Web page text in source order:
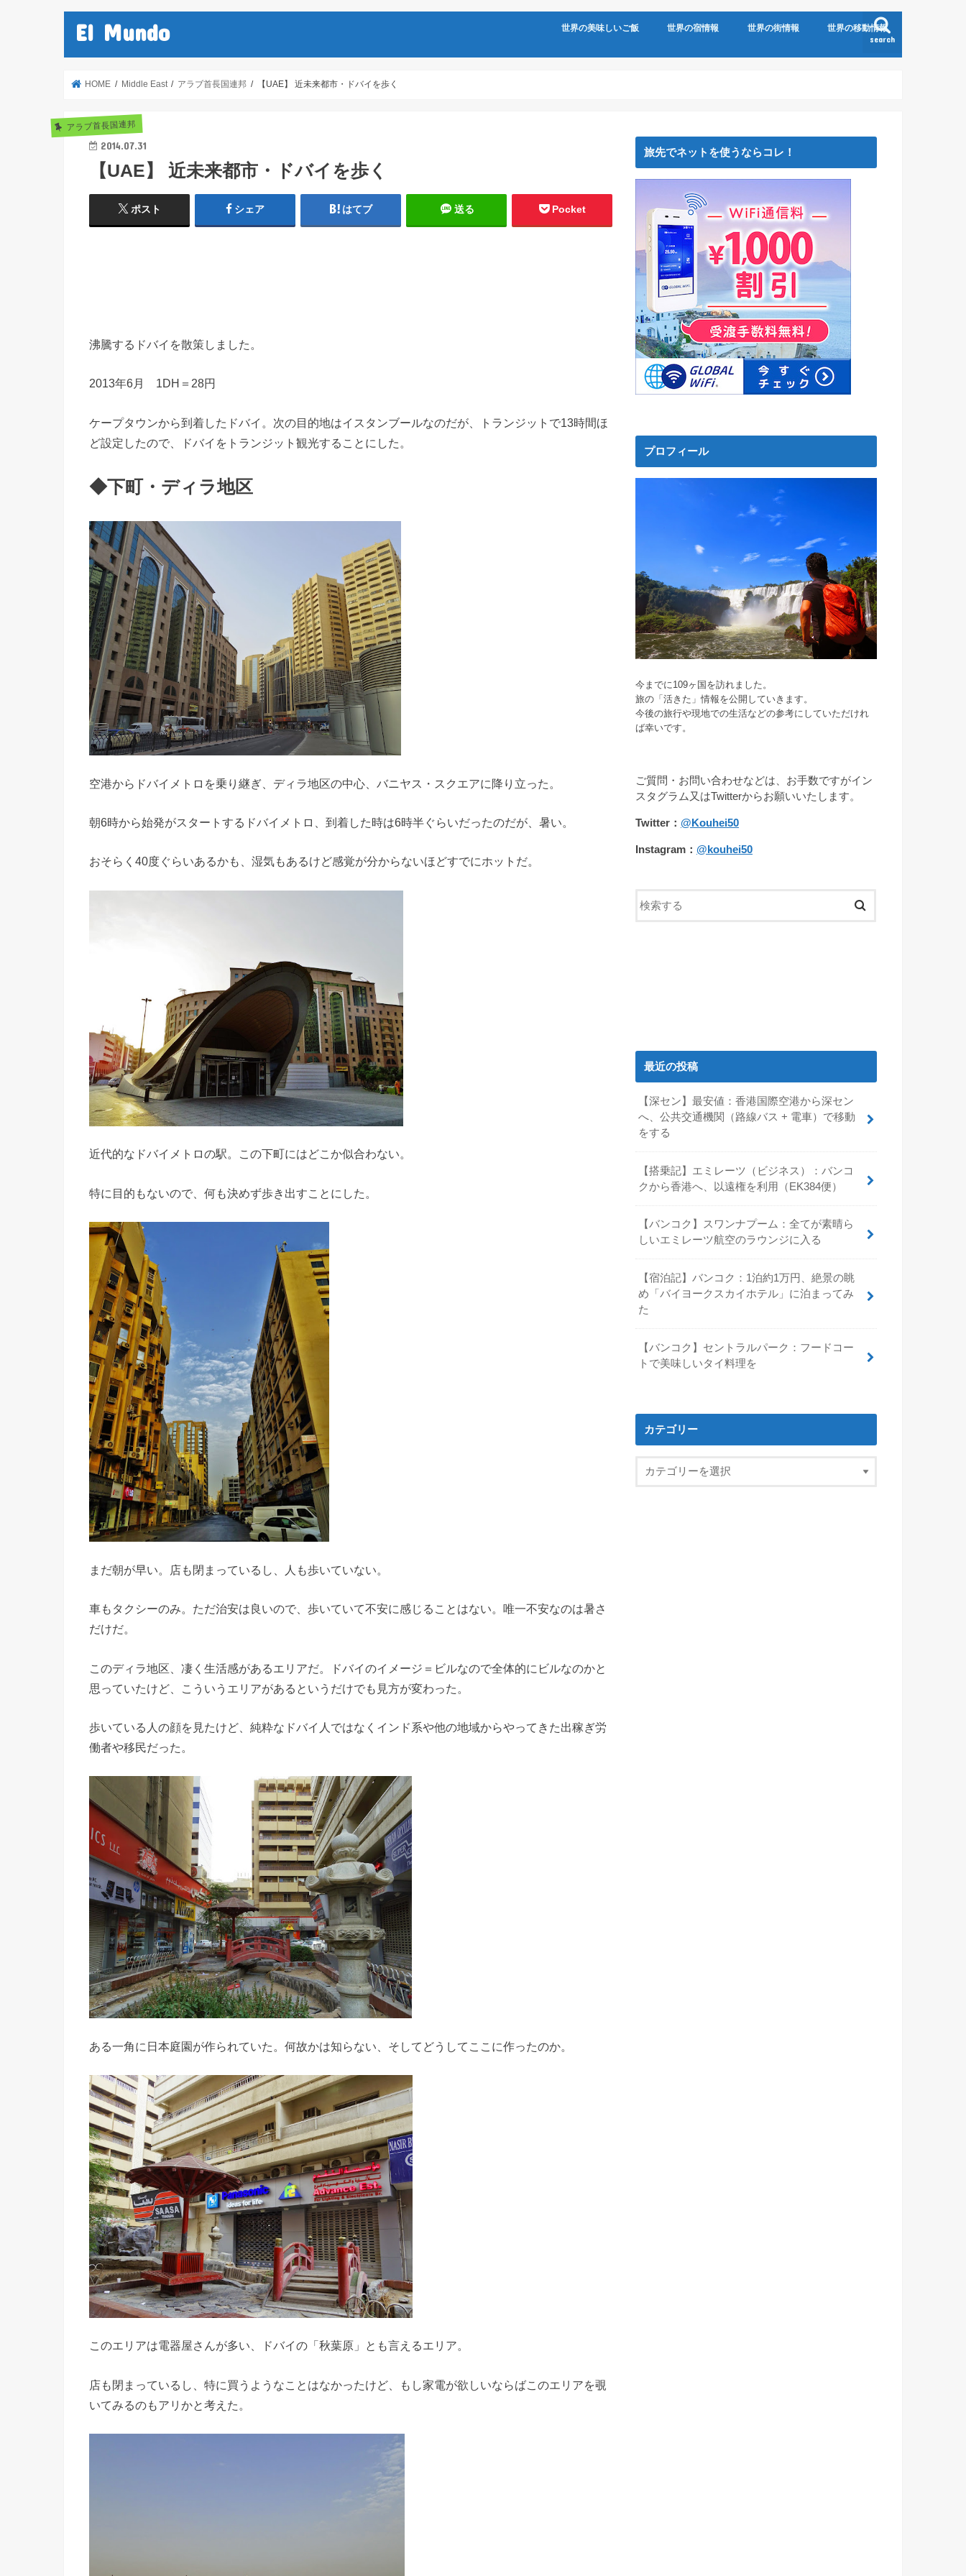
El Mundo search
世界の美味しいご飯 世界の宿情報 世界の街情報 世界の移動情報
HOME Middle East アラブ首長国連邦 【UAE】 近未来都市・ドバイを歩く
アラブ首長国連邦
2014.07.31
【UAE】 近未来都市・ドバイを歩く
ポスト シェア はてブ 送る Pocket
沸騰するドバイを散策しました。
2013年6月 1DH＝28円
ケープタウンから到着したドバイ。次の目的地はイスタンブールなのだが、トランジットで13時間ほ
ど設定したので、ドバイをトランジット観光することにした。
◆下町・ディラ地区
空港からドバイメトロを乗り継ぎ、ディラ地区の中心、バニヤス・スクエアに降り立った。
朝6時から始発がスタートするドバイメトロ、到着した時は6時半ぐらいだったのだが、暑い。
おそらく40度ぐらいあるかも、湿気もあるけど感覚が分からないほどすでにホットだ。
近代的なドバイメトロの駅。この下町にはどこか似合わない。
特に目的もないので、何も決めず歩き出すことにした。
まだ朝が早い。店も閉まっているし、人も歩いていない。
車もタクシーのみ。ただ治安は良いので、歩いていて不安に感じることはない。唯一不安なのは暑さ
だけだ。
このディラ地区、凄く生活感があるエリアだ。ドバイのイメージ＝ビルなので全体的にビルなのかと
思っていたけど、こういうエリアがあるというだけでも見方が変わった。
歩いている人の顔を見たけど、純粋なドバイ人ではなくインド系や他の地域からやってきた出稼ぎ労
働者や移民だった。
ある一角に日本庭園が作られていた。何故かは知らない、そしてどうしてここに作ったのか。
このエリアは電器屋さんが多い、ドバイの「秋葉原」とも言えるエリア。
店も閉まっているし、特に買うようなことはなかったけど、もし家電が欲しいならばこのエリアを覗
いてみるのもアリかと考えた。
旅先でネットを使うならコレ！
プロフィール
今までに109ヶ国を訪れました。
旅の「活きた」情報を公開していきます。
今後の旅行や現地での生活などの参考にしていただけれ
ば幸いです。
ご質問・お問い合わせなどは、お手数ですがイン
スタグラム又はTwitterからお願いいたします。
Twitter： @Kouhei50
Instagram： @kouhei50
最近の投稿
【深セン】最安値：香港国際空港から深セン
へ、公共交通機関（路線バス + 電車）で移動
をする
【搭乗記】エミレーツ（ビジネス）：バンコ
クから香港へ、以遠権を利用（EK384便）
【バンコク】スワンナプーム：全てが素晴ら
しいエミレーツ航空のラウンジに入る
【宿泊記】バンコク：1泊約1万円、絶景の眺
め「バイヨークスカイホテル」に泊まってみ
た
【バンコク】セントラルパーク：フードコー
トで美味しいタイ料理を
カテゴリー